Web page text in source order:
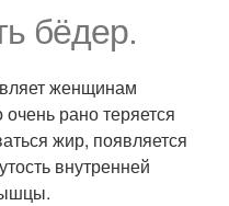
бёдер.
женщинам
рано теряется
жир, появляется
внутренней